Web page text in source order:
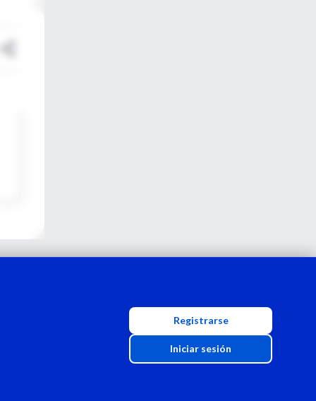
Registrarse
Iniciar sesión